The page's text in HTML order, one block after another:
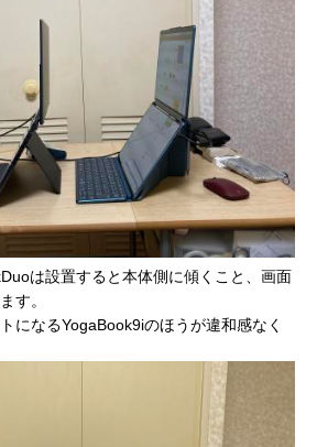
は設置すると本体側に傾くこと、画面
す。
になるYogaBook9iのほうが違和感なく